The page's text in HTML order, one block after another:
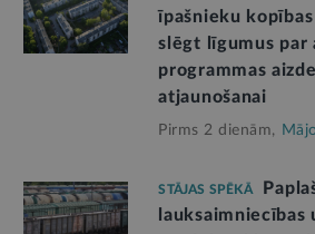
īpašnieku
slēgt līgumus par
programmas
atjaunošanai
Pirms 2 dienām,
STĀJAS SPĒKĀ
lauksaimniecības